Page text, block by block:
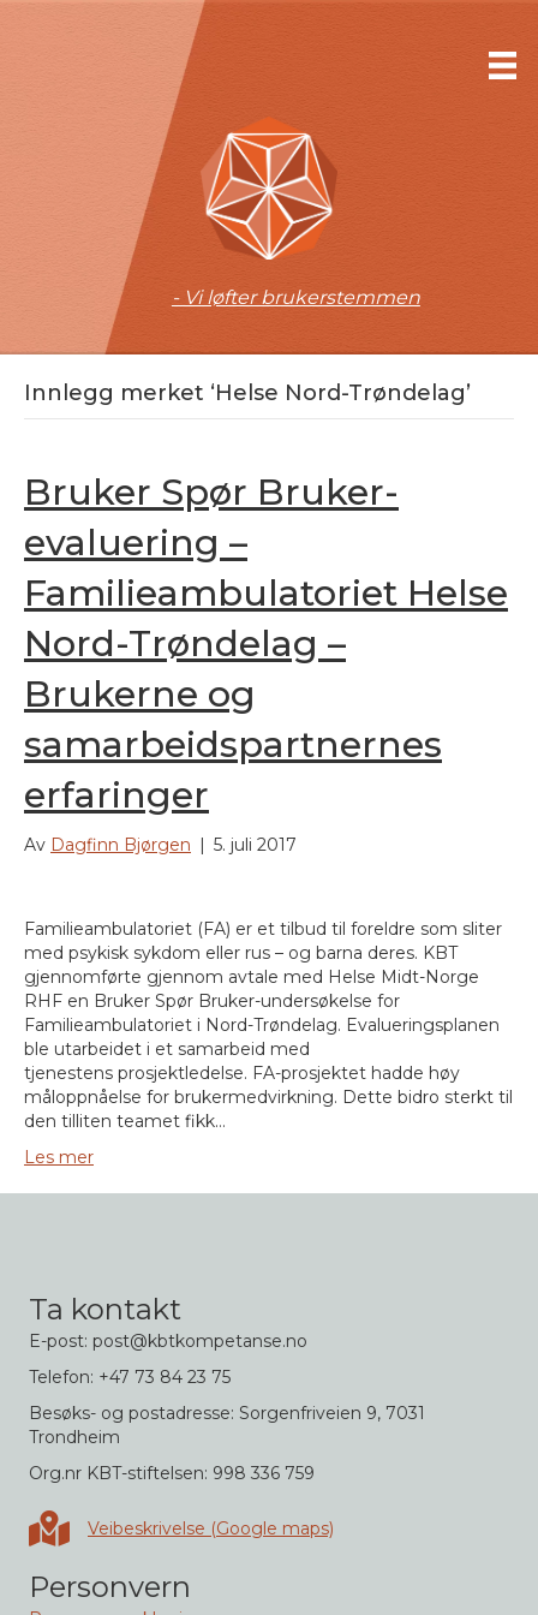
- Vi løfter brukerstemmen
Innlegg merket ‘Helse Nord-Trøndelag’
Bruker Spør Bruker-
evaluering –
Familieambulatoriet Helse
Nord-Trøndelag –
Brukerne og
samarbeidspartnernes
erfaringer
Av Dagfinn Bjørgen | 5. juli 2017
Familieambulatoriet (FA) er et tilbud til foreldre som sliter
med psykisk sykdom eller rus – og barna deres. KBT
gjennomførte gjennom avtale med Helse Midt-Norge
RHF en Bruker Spør Bruker-undersøkelse for
Familieambulatoriet i Nord-Trøndelag. Evalueringsplanen
ble utarbeidet i et samarbeid med
tjenestens prosjektledelse. FA-prosjektet hadde høy
måloppnåelse for brukermedvirkning. Dette bidro sterkt til
den tilliten teamet fikk…
Les mer
Ta kontakt
E-post: post@kbtkompetanse.no
Telefon: +47 73 84 23 75
Besøks- og postadresse: Sorgenfriveien 9, 7031
Trondheim
Org.nr KBT-stiftelsen: 998 336 759
Veibeskrivelse i Google maps
Veibeskrivelse (Google maps)
Personvern